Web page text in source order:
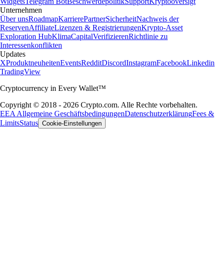
Unternehmen
Über unsRoadmapKarrierePartnerSicherheitNachweis der
ReservenAffiliateLizenzen & RegistrierungenKrypto-Asset
Exploration HubKlimaCapitalVerifizierenRichtlinie zu
Interessenkonflikten
Updates
XProduktneuheitenEventsRedditDiscordInstagramFacebookLinkedin
TradingView
Cryptocurrency in Every Wallet™
Copyright © 2018 - 2026 Crypto.com. Alle Rechte vorbehalten.
EEA Allgemeine GeschäftsbedingungenDatenschutzerklärungFees &
LimitsStatus Cookie-Einstellungen